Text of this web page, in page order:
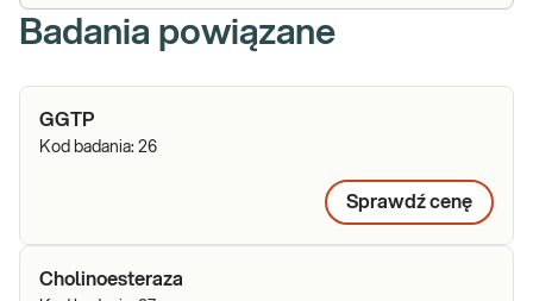
Badania powiązane
GGTP
Kod badania: 26
Sprawdź cenę
Cholinoesteraza